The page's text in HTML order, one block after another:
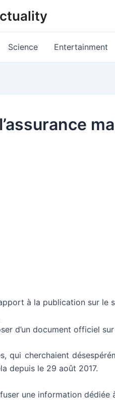
Science Entertainment
à la publication sur le
d’un document officiel
cherchaient
depuis le 29 août 2017.
une information dédiée